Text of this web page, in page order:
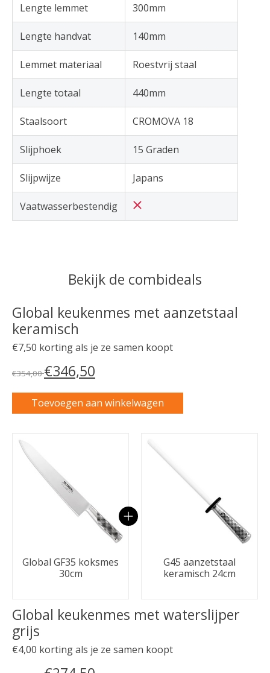
Lengte lemmet 300mm
Lengte handvat 140mm
Lemmet materiaal Roestvrij staal
Lengte totaal 440mm
Staalsoort CROMOVA 18
Slijphoek 15 Graden
Slijpwijze Japans
Vaatwasserbestendig
Bekijk de combideals
Global keukenmes met aanzetstaal
keramisch
€7,50 korting als je ze samen koopt
€354,00€346,50
Toevoegen aan winkelwagen
Carrousel van gebundelde producten
Global GF35 koksmes
30cm
G45 aanzetstaal
keramisch 24cm
Global keukenmes met waterslijper
grijs
€4,00 korting als je ze samen koopt